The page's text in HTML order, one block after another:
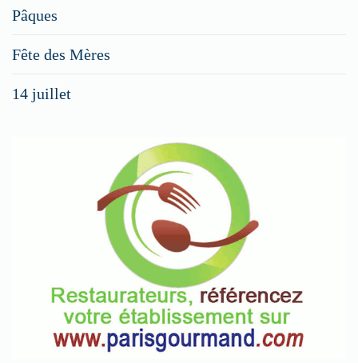
Pâques
Fête des Mères
14 juillet